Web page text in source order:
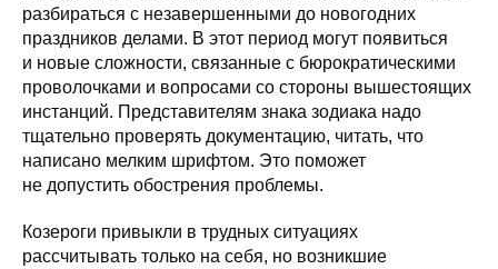
разбираться с незавершенными до новогодних
праздников делами. В этот период могут появиться
и новые сложности, связанные с бюрократическими
проволочками и вопросами со стороны вышестоящих
инстанций. Представителям знака зодиака надо
тщательно проверять документацию, читать, что
написано мелким шрифтом. Это поможет
не допустить обострения проблемы.
Козероги привыкли в трудных ситуациях
рассчитывать только на себя, но возникшие